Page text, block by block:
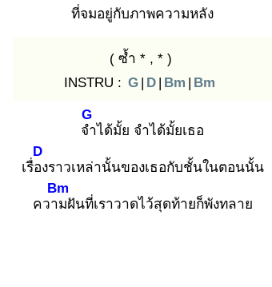
ที่จมอยู่กับภาพความหลัง
( ซ้ำ * , * )
INSTRU : G | D | Bm | Bm
จำ
G
ได้มั้ย จำได้มั้ยเธอ
เรื่อง
D
ราวเหล่านั้นของเธอกับชั้นในตอนนั้น
ความ
Bm
ฝันที่เราวาดไว้สุดท้ายก็พังทลาย